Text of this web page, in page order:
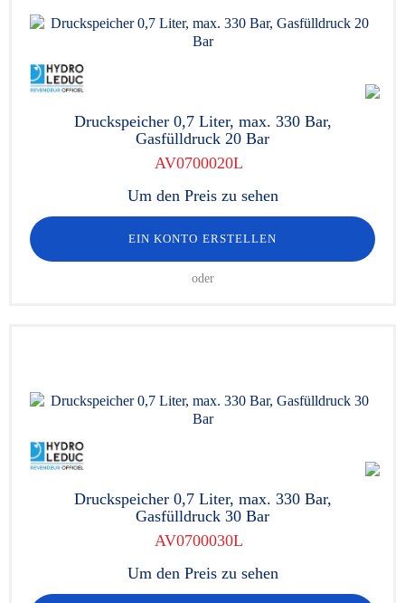
Druckspeicher 0,7 Liter, max. 330 Bar,
Gasfülldruck 20 Bar
AV0700020L
Um den Preis zu sehen
EIN KONTO ERSTELLEN
oder
Druckspeicher 0,7 Liter, max. 330 Bar,
Gasfülldruck 30 Bar
AV0700030L
Um den Preis zu sehen